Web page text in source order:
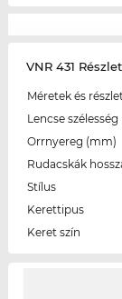
VNR 431
Méretek és
Lencse
Orrnyereg (mm)
Rudacskák
Stílus
Kerettipus
Keret szín